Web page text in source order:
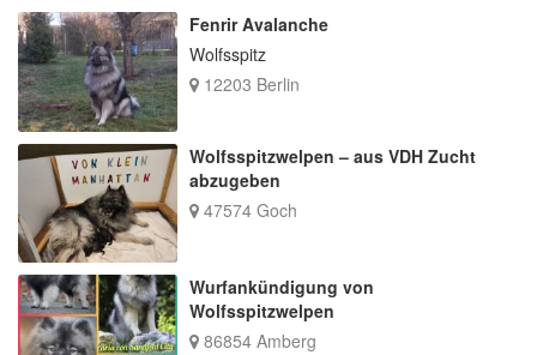
Fenrir Avalanche
Wolfsspitz
12203 Berlin
Wolfsspitzwelpen – aus VDH Zucht
abzugeben
47574 Goch
Wurfankündigung von
Wolfsspitzwelpen
86854 Amberg